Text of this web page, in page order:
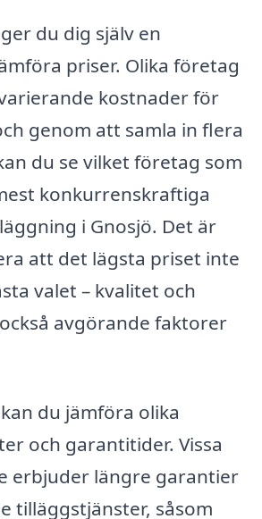
du dig själv en
priser. Olika företag
kostnader för
genom att samla in flera
du se vilket företag som
konkurrenskraftiga
i Gnosjö. Det är
att det lägsta priset inte
valet – kvalitet och
avgörande faktorer
du jämföra olika
och garantitider. Vissa
erbjuder längre garantier
tilläggstjänster, såsom